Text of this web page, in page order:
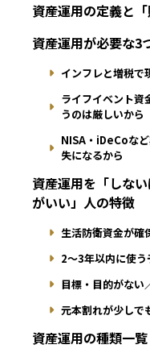
資産運用の定義と
資産運用が必要な3
インフレと増税で
ライフイベント資
うのは厳しいから
NISA・iDeCoな
失になるから
資産運用を「しな
がいい」人の特徴
生活防衛資金が確
2〜3年以内に使
目標・目的がない
元本割れが少しで
資産運用の種類一